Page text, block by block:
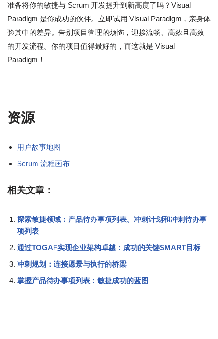
准备将你的敏捷与 Scrum 开发提升到新高度了吗？Visual
Paradigm 是你成功的伙伴。立即试用 Visual Paradigm，亲身体
验其中的差异。告别项目管理的烦恼，迎接流畅、高效且高效
的开发流程。你的项目值得最好的，而这就是 Visual
Paradigm！
资源
用户故事地图
Scrum 流程画布
相关文章：
探索敏捷领域：产品待办事项列表、冲刺计划和冲刺待办事
项列表
通过TOGAF实现企业架构卓越：成功的关键SMART目标
冲刺规划：连接愿景与执行的桥梁
掌握产品待办事项列表：敏捷成功的蓝图